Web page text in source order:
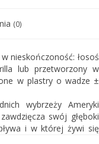
(0)
nieskończoność: łosoś
lub przetworzony w
w plastry o wadze ±
wybrzeży Ameryki
swój głęboki
i w której żywi się